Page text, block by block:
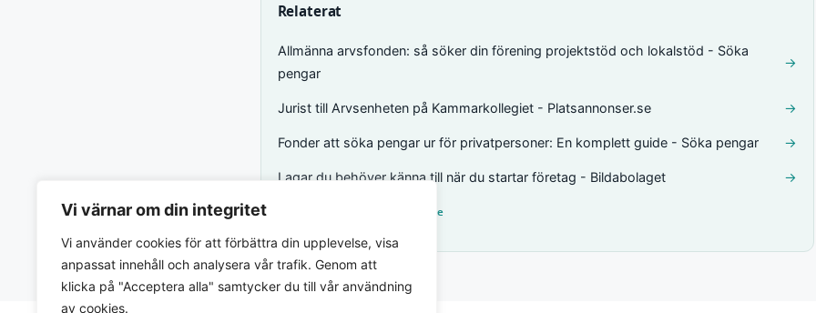
Vi värnar om din integritet
Vi använder cookies för att förbättra din upplevelse, visa
anpassat innehåll och analysera vår trafik. Genom att
klicka på "Acceptera alla" samtycker du till vår användning
av cookies.
Relaterat
Allmänna arvsfonden: så söker din förening projektstöd och lokalstöd - Söka
pengar
→
Jurist till Arvsenheten på Kammarkollegiet - Platsannonser.se →
Fonder att söka pengar ur för privatpersoner: En komplett guide - Söka pengar →
Lagar du behöver känna till när du startar företag - Bildabolaget →
Matcher.se